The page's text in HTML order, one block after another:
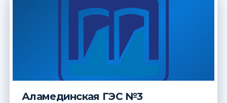
Аламединская ГЭС №3